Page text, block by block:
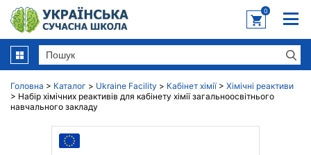
0
Головна > Каталог > Ukraine Facility > Кабінет хімії> Хімічні реактиви
> Набір хімічних реактивів для кабінету хімії загальноосвітнього
навчального закладу